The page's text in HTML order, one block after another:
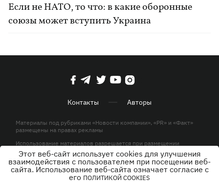
Если не НАТО, то что: в какие оборонные
союзы может вступить Украина
Контакты Авторы
Материалы под рубриками «Новости компании», «PR» и «Факт»
размещены на правах рекламы
Использование материалов разрешается при размещении
активной гиперссылки на KP.UA в первом абзаце.
© ООО «ЮЛАВ МЕДИА»,2026. Все права защищены.
Этот веб-сайт использует cookies для улучшения
взаимодействия с пользователем при посещении веб-
сайта. Использование веб-сайта означает согласие с
его ПОЛИТИКОЙ COOKIES